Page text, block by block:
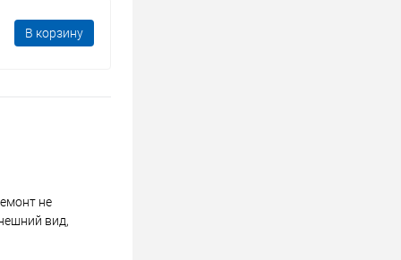
В корзину
не
вид,